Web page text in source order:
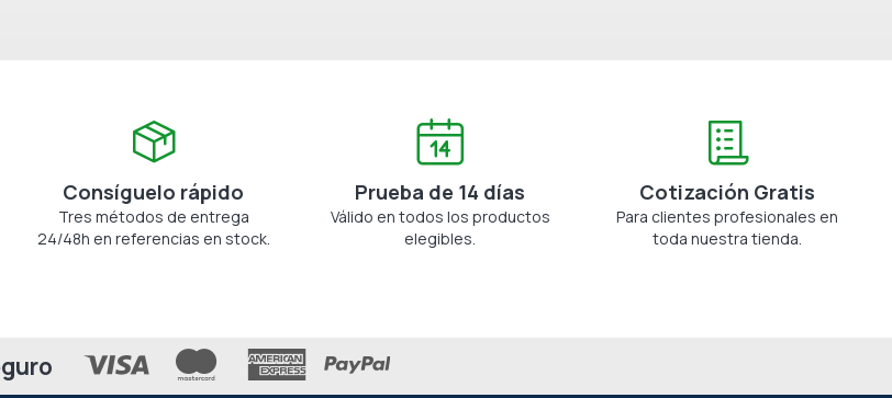
Consíguelo rápido
Tres métodos de entrega
24/48h en referencias en stock.
Prueba de 14 días
Válido en todos los productos
elegibles.
Cotización Gratis
Para clientes profesionales en
toda nuestra tienda.